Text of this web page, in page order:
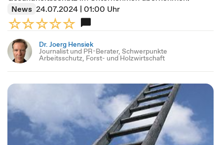
News 24.07.2024 | 01:00 Uhr
Dr. Joerg Hensiek
Journalist und PR-Berater, Schwerpunkte
Arbeitsschutz, Forst- und Holzwirtschaft